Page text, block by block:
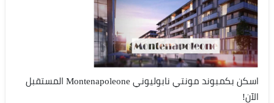
اسكن بكمبوند مونتي نابوليوني Montenapoleone المستقبل
الآن!